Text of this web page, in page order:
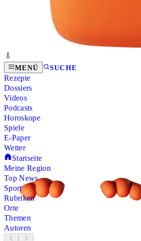
MENÜ SUCHE
Rezepte
Dossiers
Videos
Podcasts
Horoskope
Spiele
E-Paper
Wetter
Startseite
Meine Region
Top News
Sport
Rubriken
Orte
Themen
Autoren